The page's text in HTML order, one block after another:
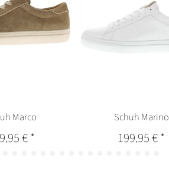
Marco
€*
Schuh Marino
199,95 €*